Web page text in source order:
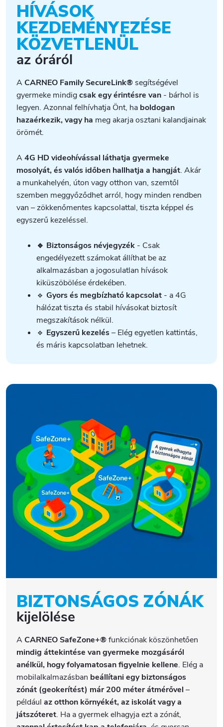
HÍVÁSOK
KEZDEMÉNYEZÉSE
KÖZVETLENÜL
az óráról
ACARNEO Family SecureLink® segítségével
gyermeke mindigcsak egy érintésre van - bárhol is
legyen. Azonnal felhívhatja Önt, ha boldogan
hazaérkezik, vagy ha meg akarja osztani kalandjainak
örömét.
A4G HD videohívással láthatja gyermeke
mosolyát, és valós időben hallhatja a hangját. Akár
a munkahelyén, úton vagy otthon van, szemtől
szemben meggyőződhet arról, hogy minden rendben
van – zökkenőmentes kapcsolattal, tiszta képpel és
egyszerű kezeléssel.
🔹 Biztonságos névjegyzék - Csak
engedélyezett számokat állíthat be az
alkalmazásban a jogosulatlan hívások
kiküszöbölése érdekében.
🔹Gyors és megbízható kapcsolat - a 4G
hálózat tiszta és stabil hívásokat biztosít
megszakítások nélkül.
🔹 Egyszerű kezelés– Elég egyetlen kattintás,
és máris kapcsolatban lehetnek.
BIZTONSÁGOS ZÓNÁK
kijelölése
ACARNEO SafeZone+®funkciónak köszönhetően
mindig áttekintése van gyermeke mozgásáról
anélkül, hogy folyamatosan figyelnie kellene. Elég a
mobilalkalmazásban beállítani egy biztonságos
zónát (geokerítést) már 200 méter átmérővel –
példáulaz otthon környékét, az iskolát vagy a
játszóteret. Ha a gyermek elhagyja ezt a zónát,